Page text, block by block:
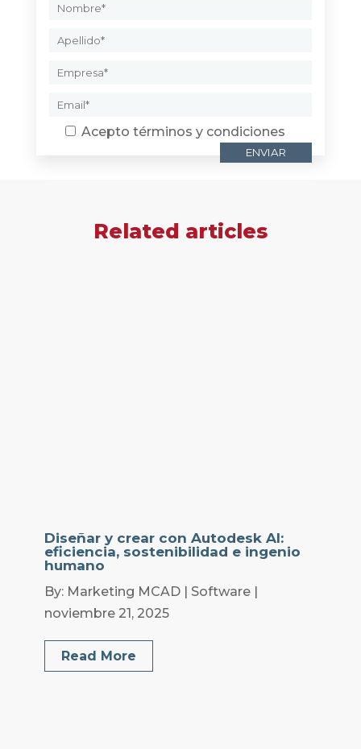
Acepto términos y condiciones
Related articles
Diseñar y crear con Autodesk AI:
eficiencia, sostenibilidad e ingenio
humano
By: Marketing MCAD | Software |
noviembre 21, 2025
Read More